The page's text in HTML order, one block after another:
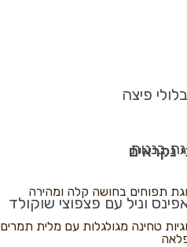
פיצה
בננות
וניל עם פצפוצי שוקולד
נקראים
תפוחים בחושה קלה ומהירה
טחינה מגולגלות עם מלית תמרים